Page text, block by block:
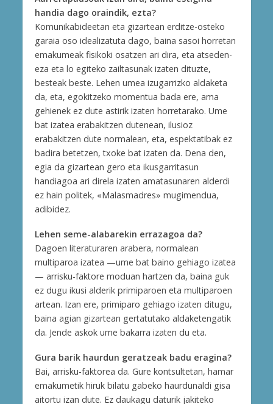
handia dago oraindik, ezta?
Komunikabideetan eta gizartean erditze-osteko
garaia oso idealizatuta dago, baina sasoi horretan
emakumeak fisikoki osatzen ari dira, eta atseden-
eza eta lo egiteko zailtasunak izaten dituzte,
besteak beste. Lehen umea izugarrizko aldaketa
da, eta, egokitzeko momentua bada ere, ama
gehienek ez dute astirik izaten horretarako. Ume
bat izatea erabakitzen dutenean, ilusioz
erabakitzen dute normalean, eta, espektatibak ez
badira betetzen, txoke bat izaten da. Dena den,
egia da gizartean gero eta ikusgarritasun
handiagoa ari direla izaten amatasunaren alderdi
ez hain politek, «Malasmadres» mugimendua,
adibidez.
Lehen seme-alabarekin errazagoa da?
Dagoen literaturaren arabera, normalean
multiparoa izatea —ume bat baino gehiago izatea
— arrisku-faktore moduan hartzen da, baina guk
ez dugu ikusi alderik primiparoen eta multiparoen
artean. Izan ere, primiparo gehiago izaten ditugu,
baina agian gizartean gertatutako aldaketengatik
da. Jende askok ume bakarra izaten du eta.
Gura barik haurdun geratzeak badu eragina?
Bai, arrisku-faktorea da. Gure kontsultetan, hamar
emakumetik hiruk bilatu gabeko haurdunaldi gisa
aitortu izan dute. Ez daukagu daturik jakiteko